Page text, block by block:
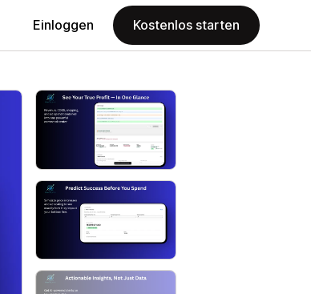
Einloggen Kostenlos starten